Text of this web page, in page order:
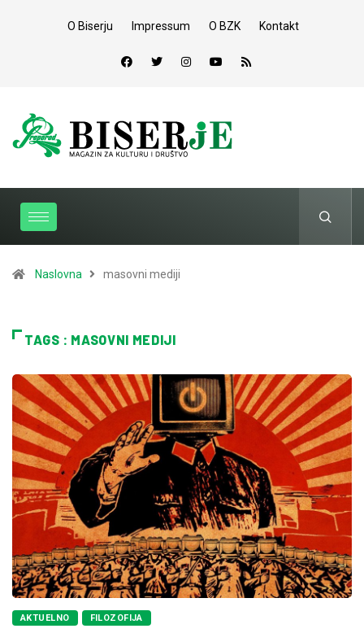
O Biserju Impressum O BZK Kontakt
Naslovna masovni mediji
TAGS : MASOVNI MEDIJI
AKTUELNO FILOZOFIJA